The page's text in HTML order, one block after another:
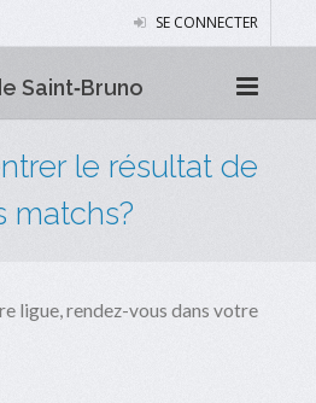
SE CONNECTER
Saint‑Bruno
le résultat de
matchs?
ligue, rendez-vous dans votre